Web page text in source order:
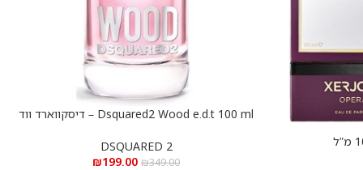
הוספה לסל
Dsquared2 Wood e.d.t 100 ml – דיסקווארד ווד
DSQUARED 2
₪349.00
₪199.00